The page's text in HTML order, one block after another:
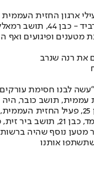
ארגון החזית
על פי הדיווח,
מטענים ופיגועים
את רנה שנרב
לבנו חסימת
חבר חוליה נוסף בשם
מטען נוסף שהיה
אותנו